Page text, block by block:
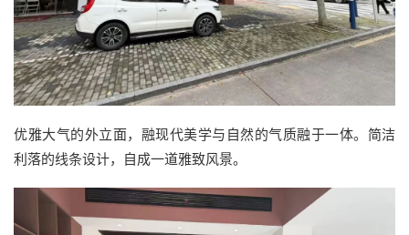
优雅大气的外立面，融现代美学与自然的气质融于一体。简洁
利落的线条设计，自成一道雅致风景。